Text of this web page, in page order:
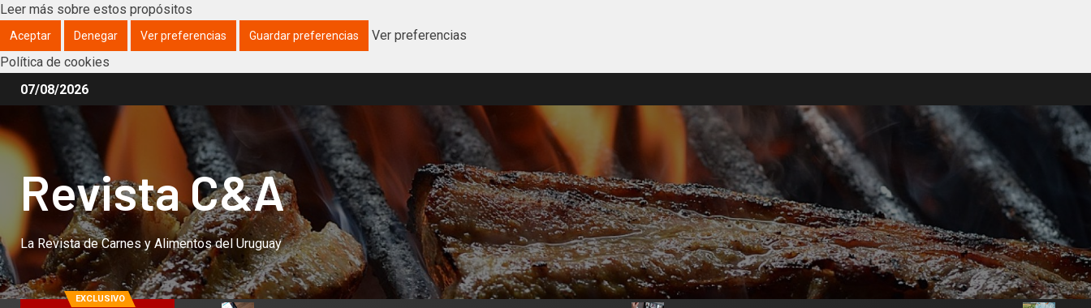
Leer más sobre estos propósitos
Aceptar Denegar Ver preferencias Guardar preferencias
Ver preferencias
Política de cookies
07/08/2026
Revista C&A
La Revista de Carnes y Alimentos del Uruguay
EXCLUSIVO